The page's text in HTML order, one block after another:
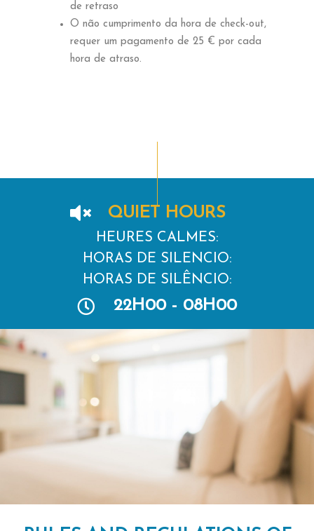
de retraso
O não cumprimento da hora de check-out,
requer um pagamento de 25 € por cada
hora de atraso.
QUIET HOURS
HEURES CALMES:
HORAS DE SILENCIO:
HORAS DE SILÊNCIO:
22H00 - 08H00